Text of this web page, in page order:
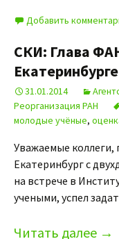
Добавить
СКИ: Глава
Екатеринбурге
31.01.2014
Реорганизация РАН
молодые учёные,
Уважаемые
Екатеринбург с
на встрече в
учеными, успел
Читать далее →